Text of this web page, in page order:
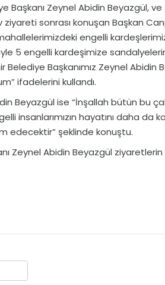
Başkanı Zeynel Abidin Beyazgül, ve
ziyareti sonrası konuşan Başkan
engelli
5 engelli kardeşimize
Başkanımız Zeynel Abidin
ifadelerini kullandı.
Beyazgül ise “İnşallah bütün bu
insanlarımızın hayatını daha da
edecektir” şeklinde konuştu.
Zeynel Abidin Beyazgül ziyaretlerin